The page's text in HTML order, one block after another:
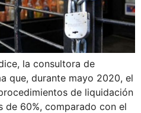
la consultora de
que, durante mayo 2020, el
de liquidación
de 60%, comparado con el